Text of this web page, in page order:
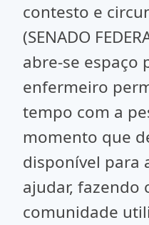
contesto e
(SENADO
abre-se espaço
enfermeiro
tempo com a
momento que
disponível para
ajudar, fazendo
comunidade